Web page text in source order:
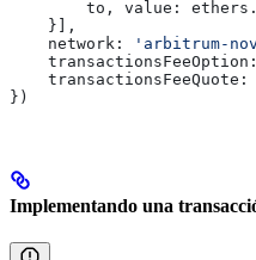
        to
, value: ethers .
    }],
    network:
'arbitrum-
    transactionsFeeOption:
    transactionsFeeQuote:
})
Implementando una